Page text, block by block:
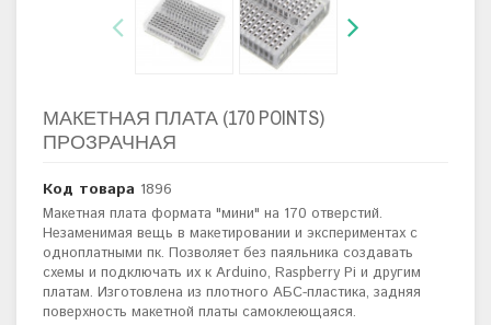
МАКЕТНАЯ ПЛАТА (170 POINTS)
ПРОЗРАЧНАЯ
Код товара 1896
Макетная плата формата "мини" на 170 отверстий.
Незаменимая вещь в макетировании и экспериментах с
одноплатными пк. Позволяет без паяльника создавать
схемы и подключать их к Arduino, Raspberry Pi и другим
платам. Изготовлена из плотного АБС-пластика, задняя
поверхность макетной платы самоклеющаяся.